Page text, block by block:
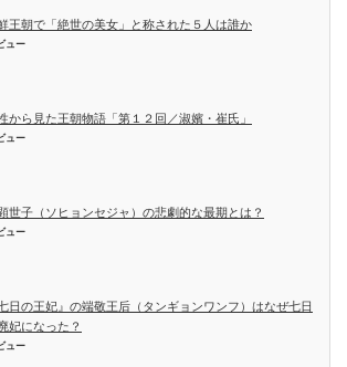
王朝で「絶世の美女」と称された５人は誰か
ュー
から見た王朝物語「第１２回／淑嬪・崔氏」
ュー
世子（ソヒョンセジャ）の悲劇的な最期とは？
ュー
七日の王妃』の端敬王后（タンギョンワンフ）はなぜ七日
妃になった？
ュー